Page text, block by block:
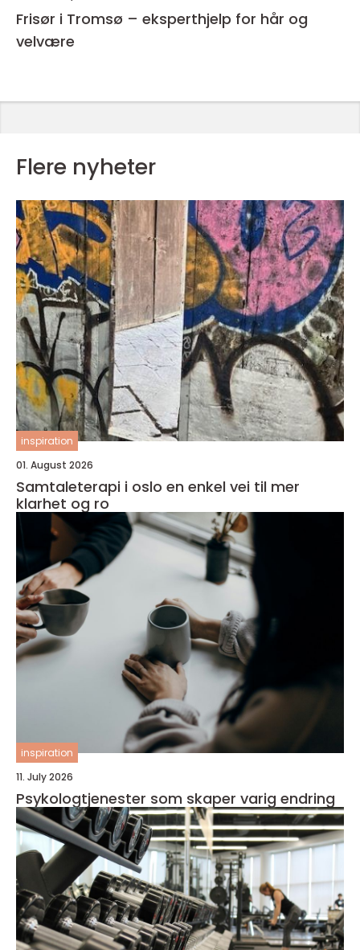
Frisør i Tromsø – eksperthjelp for hår og
velvære
Flere nyheter
inspiration
01. August 2026
Samtaleterapi i oslo en enkel vei til mer
klarhet og ro
inspiration
11. July 2026
Psykologtjenester som skaper varig endring